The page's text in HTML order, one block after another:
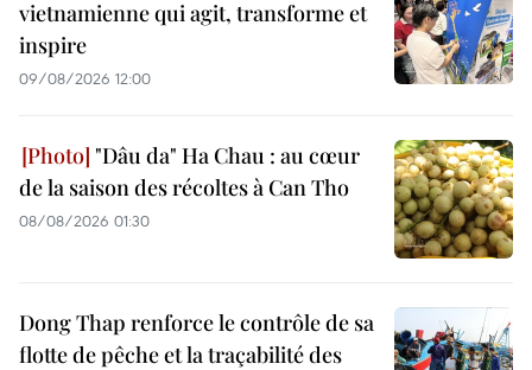
vietnamienne qui agit, transforme et
inspire
09/08/2026 12:00
"Dâu da" Ha Chau : au cœur
de la saison des récoltes à Can Tho
08/08/2026 01:30
Dong Thap renforce le contrôle de sa
flotte de pêche et la traçabilité des